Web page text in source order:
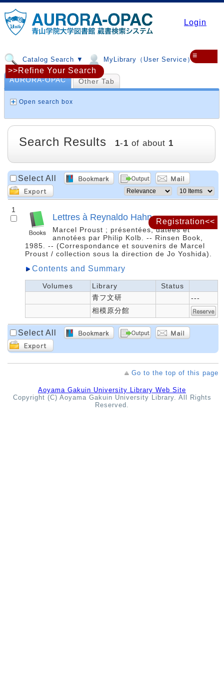
Login
Catalog Search ▼ MyLibrary（User Service）▼
≡
Registration<<
AURORA-OPAC Other Tab
Open search box
>>Refine Your Search
Search Results 1-1 of about 1
Select All
1
Lettres à Reynaldo Hahn
Marcel Proust ; présentées, datées et
annotées par Philip Kolb. -- Rinsen Book,
1985. -- (Correspondance et souvenirs de Marcel
Proust / collection sous la direction de Jo Yoshida).
Contents and Summary
Volumes Library
Status
青フ文研
---
相模原分館
Select All
Go to the top of this page
Aoyama Gakuin University Library Web Site
Copyright (C) Aoyama Gakuin University Library. All Rights
Reserved.